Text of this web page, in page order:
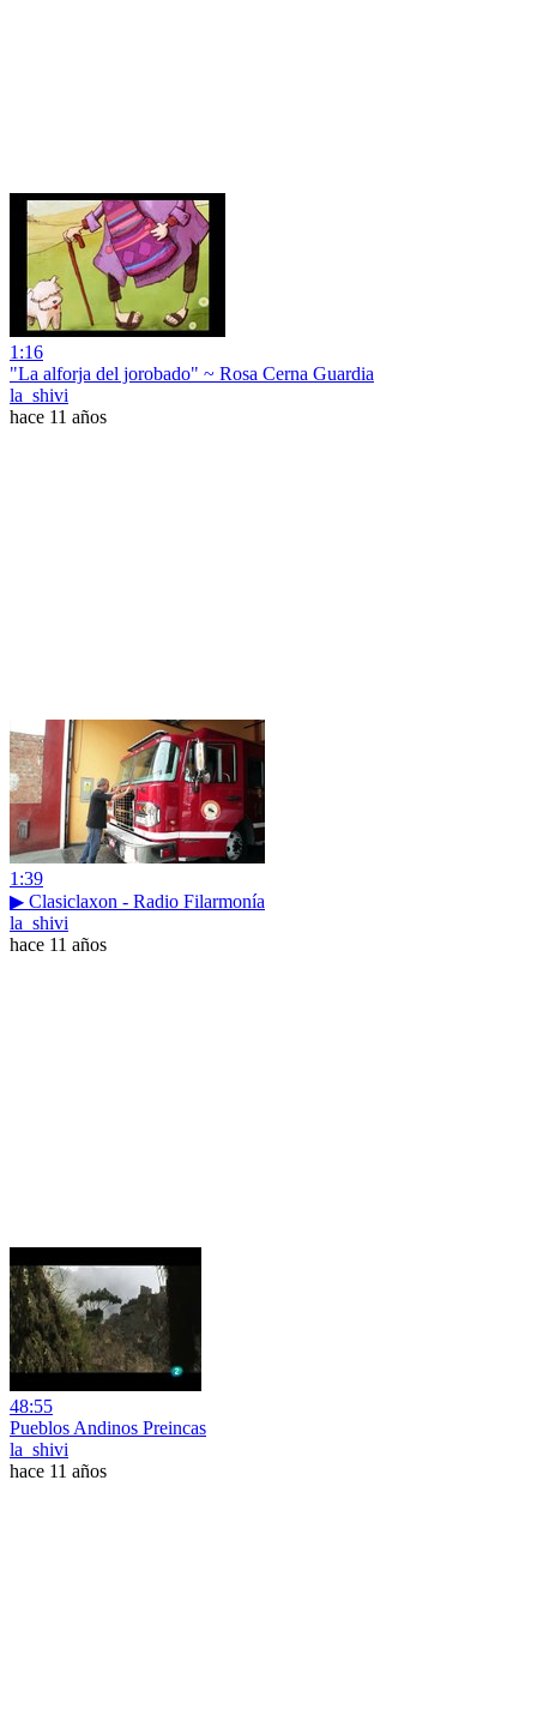
1:16
"La alforja del jorobado" ~ Rosa Cerna Guardia
la_shivi
hace 11 años
1:39
▶ Clasiclaxon - Radio Filarmonía
la_shivi
hace 11 años
48:55
Pueblos Andinos Preincas
la_shivi
hace 11 años